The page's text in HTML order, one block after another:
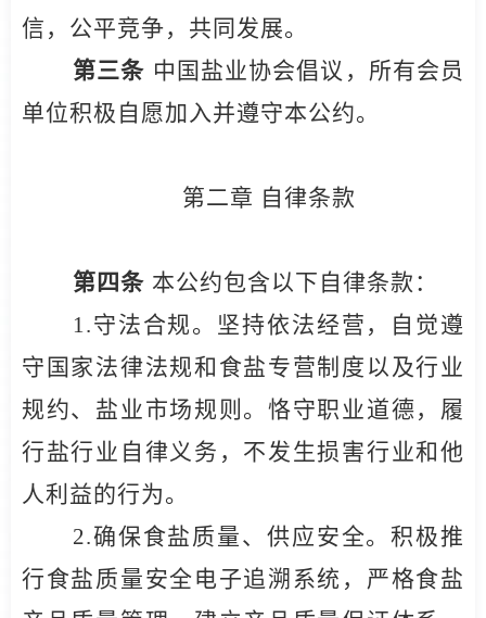
信，公平竞争，共同发展。
第三条 中国盐业协会倡议，所有会员
单位积极自愿加入并遵守本公约。
第二章 自律条款
第四条 本公约包含以下自律条款：
1.守法合规。坚持依法经营，自觉遵
守国家法律法规和食盐专营制度以及行业
规约、盐业市场规则。恪守职业道德，履
行盐行业自律义务，不发生损害行业和他
人利益的行为。
2.确保食盐质量、供应安全。积极推
行食盐质量安全电子追溯系统，严格食盐